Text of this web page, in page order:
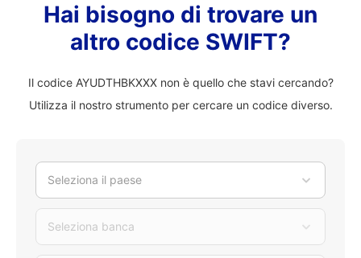
Hai bisogno di trovare un
altro codice SWIFT?
Il codice AYUDTHBKXXX non è quello che stavi cercando?
Utilizza il nostro strumento per cercare un codice diverso.
Seleziona il paese
Seleziona banca